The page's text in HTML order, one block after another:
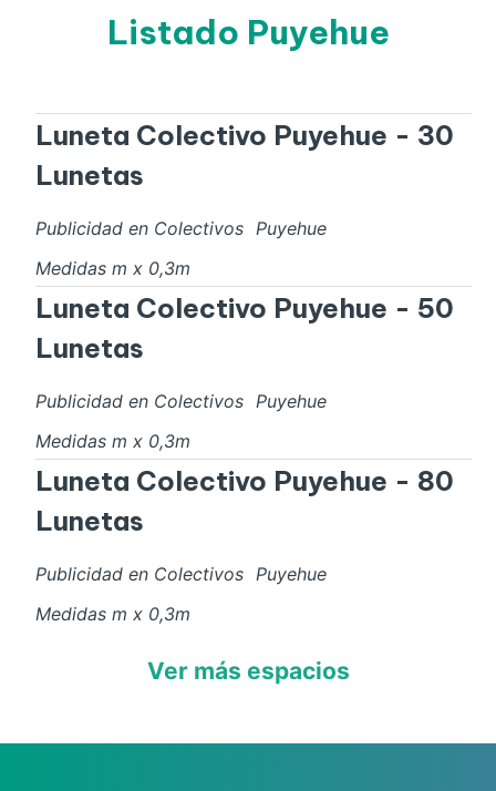
Listado Puyehue
Luneta Colectivo Puyehue - 30
Lunetas
Publicidad en Colectivos Puyehue
Medidas m x 0,3m
Luneta Colectivo Puyehue - 50
Lunetas
Publicidad en Colectivos Puyehue
Medidas m x 0,3m
Luneta Colectivo Puyehue - 80
Lunetas
Publicidad en Colectivos Puyehue
Medidas m x 0,3m
Ver más espacios